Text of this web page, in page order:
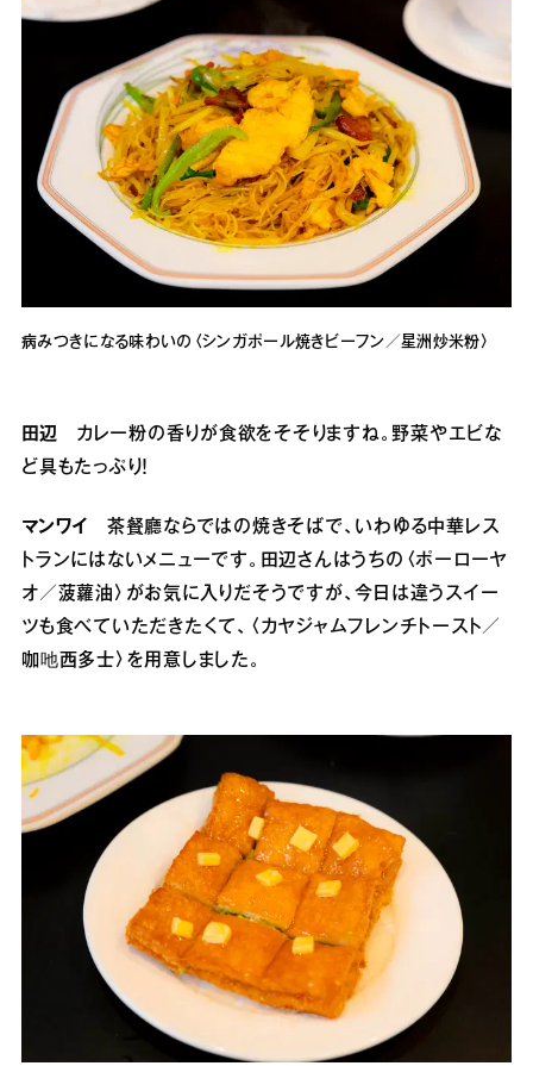
病みつきになる味わいの〈シンガポール焼きビーフン／星洲炒米粉〉
田辺 カレー粉の香りが食欲をそそりますね。野菜やエビな
ど具もたっぷり！
マンワイ
茶餐廳ならではの焼きそばで、いわゆる中華レス
トランにはないメニューです。田辺さんはうちの〈ポーローヤ
オ／菠蘿油〉がお気に入りだそうですが、今日は違うスイー
ツも食べていただきたくて、〈カヤジャムフレンチトースト／
咖吔西多士〉を用意しました。